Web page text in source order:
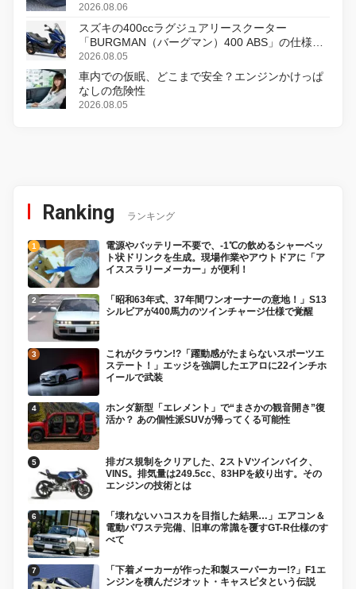
2026.08.06
スズキの400ccラグジュアリースクーター
「BURGMAN（バーグマン）400 ABS」の仕様を
変更し、8月18日に発売
2026.08.05
車内での仮眠、どこまで安全？エンジンかけっぱ
なしの危険性
2026.08.05
Ranking ランキング
電源やバッテリー不要で、-1℃の飲めるシャーベッ
ト状ドリンクを生成。現場作業やアウトドアに「ア
イススラリーメーカー」が便利！
「昭和63年式、37年間ワンオーナーの意地！」S13
シルビアが400馬力のツインチャージ仕様で覚醒
これがクラウン!?「躍動感がたまらないスポーツエ
ステート！」エッジを強調したエアロに22インチホ
イールで武装
ホンダ新型「エレメント」で“まさかの観音開き”復
活か？ あの個性派SUVが帰ってくる可能性
排ガス規制をクリアした、2ストVツインバイク、
VINS。排気量は249.5cc、83HPを絞り出す。その
エンジンの技術とは
「壊れないハコスカを目指した結果…」エアコン＆
電動パワステ完備、旧車の常識を覆すGT-R仕様のす
べて
「下着メーカーが作った和製スーパーカー!?」F1エ
ンジンを積んだジオット・キャスピタという伝説